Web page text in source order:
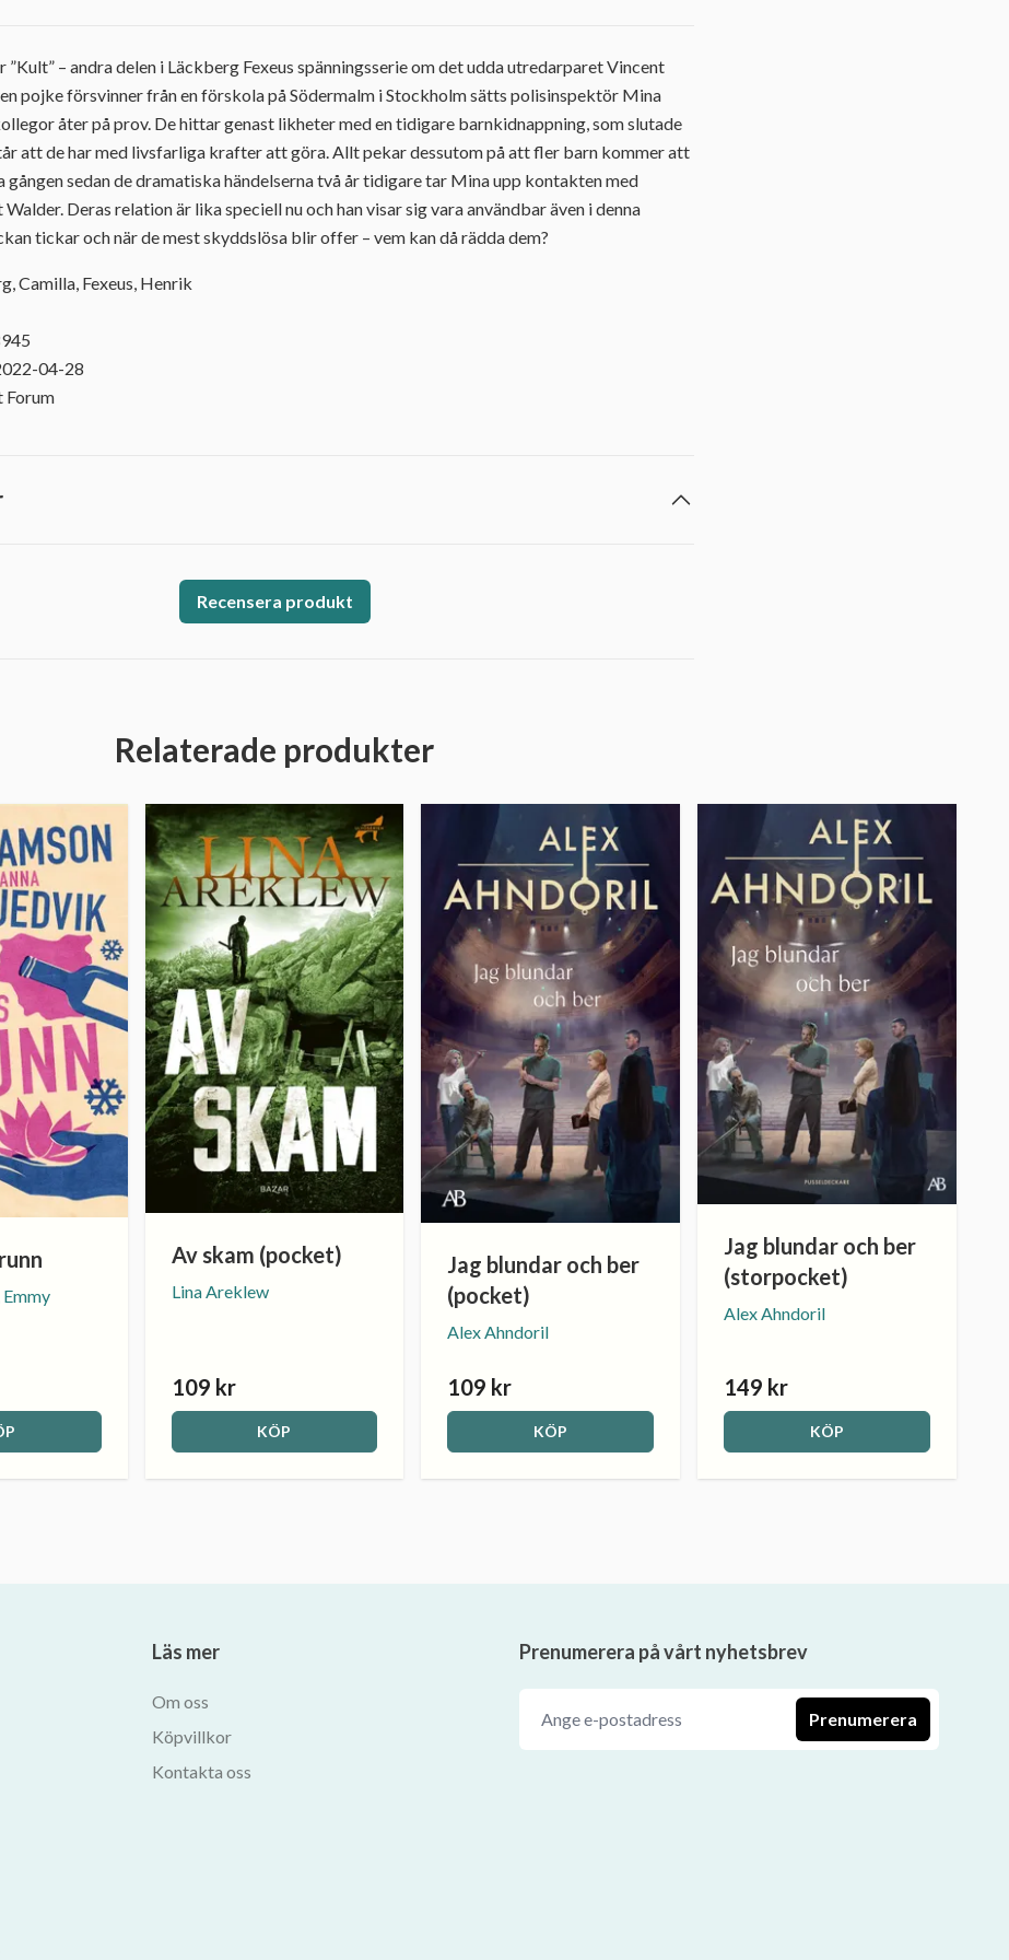
”Kult” – andra delen i Läckberg Fexeus spänningsserie om det udda utredarparet Vincent
pojke försvinner från en förskola på Södermalm i Stockholm sätts polisinspektör Mina
åter på prov. De hittar genast likheter med en tidigare barnkidnappning, som slutade
att de har med livsfarliga krafter att göra. Allt pekar dessutom på att fler barn kommer att
gången sedan de dramatiska händelserna två år tidigare tar Mina upp kontakten med
Deras relation är lika speciell nu och han visar sig vara användbar även i denna
tickar och när de mest skyddslösa blir offer – vem kan då rädda dem?
Camilla, Fexeus, Henrik
04-28
Forum
Recensera produkt
Relaterade produkter
Av skam (pocket)
Lina Areklew
109 kr
KÖP
Jag blundar och ber
(pocket)
Alex Ahndoril
109 kr
KÖP
Jag blundar och ber
(storpocket)
Alex Ahndoril
149 kr
KÖP
Läs mer
Om oss
Köpvillkor
Kontakta oss
Prenumerera på vårt nyhetsbrev
Prenumerera